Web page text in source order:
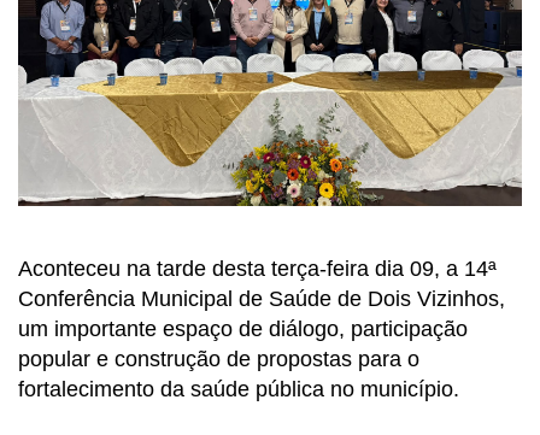
Aconteceu na tarde desta terça-feira dia 09, a 14ª
Conferência Municipal de Saúde de Dois Vizinhos,
um importante espaço de diálogo, participação
popular e construção de propostas para o
fortalecimento da saúde pública no município.